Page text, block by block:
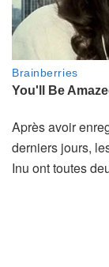
Après avoir
derniers jours,
Inu ont toutes